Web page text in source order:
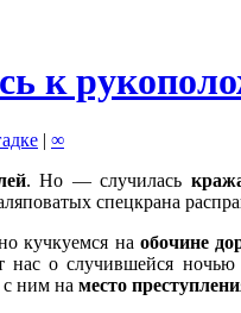
к
| ∞
. Но — случилась
спецкрана
кучкуемся на обочине
о случившейся
ним на место